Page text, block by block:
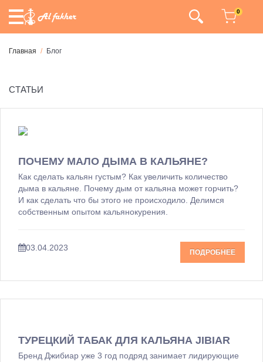
0
Главная Блог
СТАТЬИ
ПОЧЕМУ МАЛО ДЫМА В КАЛЬЯНЕ?
Как сделать кальян густым? Как увеличить количество
дыма в кальяне. Почему дым от кальяна может горчить?
И как сделать что бы этого не происходило. Делимся
собственным опытом кальянокурения.
03.04.2023 ПОДРОБНЕЕ
ТУРЕЦКИЙ ТАБАК ДЛЯ КАЛЬЯНА JIBIAR
Бренд Джибиар уже 3 год подряд занимает лидирующие